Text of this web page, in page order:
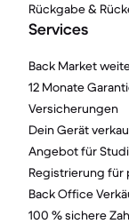
Rückgabe &
Services
Back Market
12 Monate
Versicherungen
Dein Gerät
Angebot für
Registrierung für
Back Office
100 % sichere